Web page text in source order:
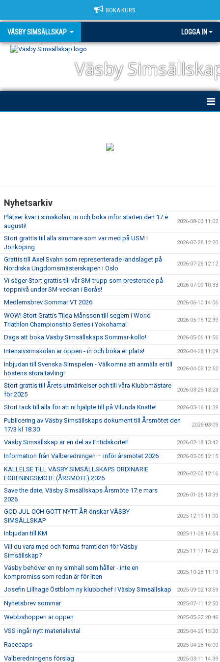
BOKA KURS
VÄSBY SIMSÄLLSKAP LOGGA IN
Väsby
TRIATHLON
KLUBBKLÄDER
Nyhetsarkiv
Platser kvar i simskolan, in och boka inför starten den 17:e
augusti!
2026-08-03 11:02
Stort grattis till alla simmare som var med på USM i
Jönköping
2026-07-26 12:20
Grattis till Axel Svahn som representerade landslaget på
Nordiska Ungdomsmästerskapen i Oslo
2026-07-26 12:12
Vi säger Stort grattis till vår SM-trupp som presterade på
toppnivå under SM-veckan i Borås!
2026-07-09 10:33
Medlemsbrev Sommar VT 2026 2026-06-10 14:06
WOW! Stort Grattis Tilda Månsson till segern i World
Triathlon Championship Series i Yokohama!
2026-05-16 12:39
Dags att boka Väsby Simsällskaps Sommar-kollo! 2026-05-06 11:56
Intensivsimskolan är öppen - in och boka er plats! 2026-04-28 11:09
Inbjudan till Svenska Simspelen - Välkomna att anmäla er till
höstens stora tävling!
2026-04-02 12:52
Stort grattis till Årets utmärkelser och till våra Klubbmästare
för 2025
2026-03-25 13:23
Stort tack till alla för att ni hjälpte till på Vilunda Knatte! 2026-03-16 11:39
Publicering av Väsby Simsällskaps dokument till Årsmötet den
17/3 kl 18.30
2026-03-09
Väsby Simsällskap är en del av Fritidskortet! 2026-02-18 13:42
Information från Valberedningen – inför årsmötet 2026 2026-02-05 12:15
KALLELSE TILL VÄSBY SIMSÄLLSKAPS ORDINARIE
FÖRENINGSMÖTE (ÅRSMÖTE) 2026
2026-02-02 12:16
Save the date, Väsby Simsällskaps Årsmöte 17:e mars
2026
2026-01-26 13:39
GOD JUL OCH GOTT NYTT ÅR önskar VÄSBY
SIMSÄLLSKAP
2025-12-19 11:00
Inbjudan till KM 2025-11-28 14:54
Vill du vara med och forma framtiden för Väsby
Simsällskap?
2025-11-17 14:20
Väsby behöver en ny simhall som håller - inte en
kompromiss som redan är för liten
2025-10-28 11:19
Josefin Lillhage Östblom ny klubbchef i Väsby Simsällskap 2025-09-02 13:59
Nyhetsbrev sommar 2025-07-11 12:50
Webbshoppen är öppen 2025-05-22 20:46
VSS ingår nytt materialavtal 2025-04-29 15:20
Racecaps 2025-04-28 16:00
Valberedningens förslag 2025-03-11 14:39